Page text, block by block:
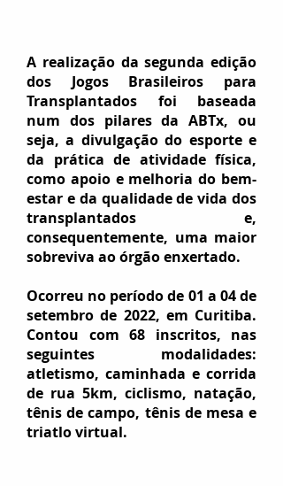
A realização da segunda edição
dos Jogos Brasileiros para
Transplantados foi baseada
num dos pilares da ABTx, ou
seja, a divulgação do esporte e
da prática de atividade física,
como apoio e melhoria do bem-
estar e da qualidade de vida dos
transplantados e,
consequentemente, uma maior
sobreviva ao órgão enxertado.
Ocorreu no período de 01 a 04 de
setembro de 2022, em Curitiba.
Contou com 68 inscritos, nas
seguintes modalidades:
atletismo, caminhada e corrida
de rua 5km, ciclismo, natação,
tênis de campo, tênis de mesa e
triatlo virtual.